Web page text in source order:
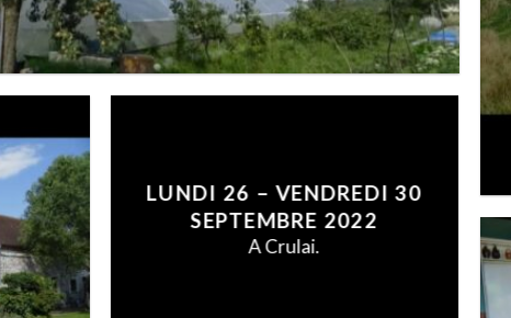
LUNDI 26 – VENDREDI 30
SEPTEMBRE 2022
A Crulai.